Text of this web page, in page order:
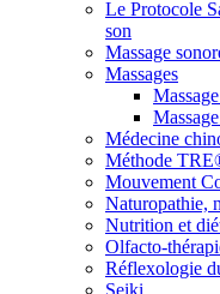
Le Protocole
son
Massage
Massages
Médecine
Méthode
Mouvement
Naturopathie,
Nutrition et
Olfacto-
Réflexologie